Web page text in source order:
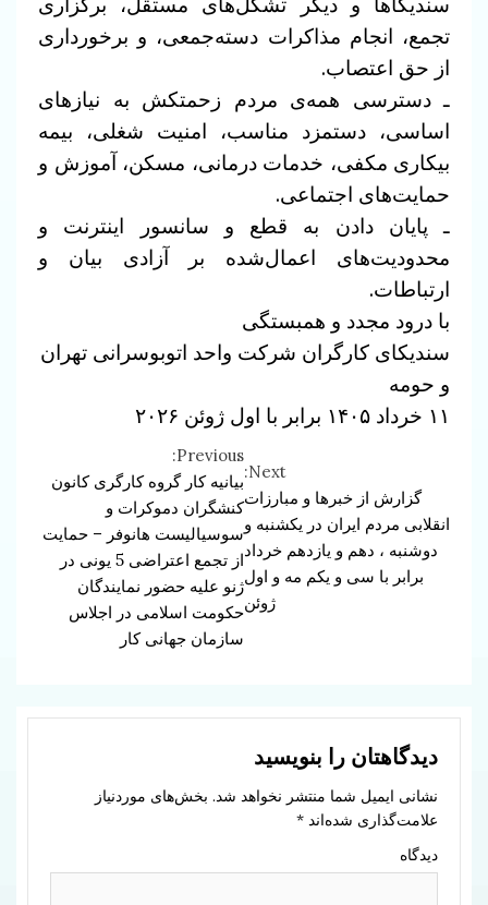
تجمع، انجام مذاکرات دسته‌جمعی، و برخورداری
از حق اعتصاب.
ـ دسترسی همه‌ی مردم زحمتکش به نیازهای
اساسی، دستمزد مناسب، امنیت شغلی، بیمه
بیکاری مکفی، خدمات درمانی، مسکن، آموزش و
حمایت‌های اجتماعی.
ـ پایان دادن به قطع و سانسور اینترنت و
محدودیت‌های اعمال‌شده بر آزادی بیان و
ارتباطات.
با درود مجدد و همبستگی
سندیکای کارگران شرکت واحد اتوبوسرانی تهران
و حومه
۱۱ خرداد ۱۴۰۵ برابر با اول ژوئن ۲۰۲۶
Reading
Previous:
بیانیه کار گروه کارگری کانون
کنشگران دموکرات و
سوسیالیست هانوفر – حمایت
از تجمع اعتراضی 5 یونی در
ژنو علیه حضور نمایندگان
حکومت اسلامی در اجلاس
سازمان جهانی کار
Next:
گزارش از خبرها و مبارزات
انقلابی مردم ایران در یکشنبه و
دوشنبه ، دهم و یازدهم خرداد
برابر با سی و یکم مه و اول
ژوئن
دیدگاهتان را بنویسید
نشانی ایمیل شما منتشر نخواهد شد. بخش‌های موردنیاز
علامت‌گذاری شده‌اند *
دیدگاه